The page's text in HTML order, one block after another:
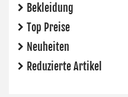
Bekleidung
Top Preise
Neuheiten
Reduzierte Artikel